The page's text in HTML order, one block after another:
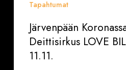
Tapahtumat
Järvenpään
Deittisirkus LOVE
11.11.